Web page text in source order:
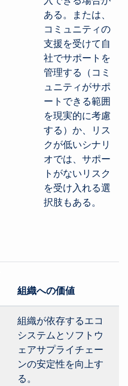
ある。または、
コミュニティの
支援を受けて自
社でサポートを
管理する（コミ
ュニティがサポ
ートできる範囲
を現実的に考慮
する）か、リス
クが低いシナリ
オでは、サポー
トがないリスク
を受け入れる選
択肢もある。
組織への価値
組織が依存するエコ
システムとソフトウ
ェアサプライチェー
ンの安定性を向上す
る。